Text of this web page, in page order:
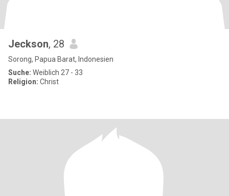
Jeckson, 28
Sorong, Papua Barat, Indonesien
Suche: Weiblich 27 - 33
Religion: Christ